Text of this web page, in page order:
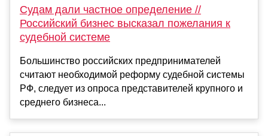
Судам дали частное определение //
Российский бизнес высказал пожелания к
судебной системе
Большинство российских предпринимателей
считают необходимой реформу судебной системы
РФ, следует из опроса представителей крупного и
среднего бизнеса...